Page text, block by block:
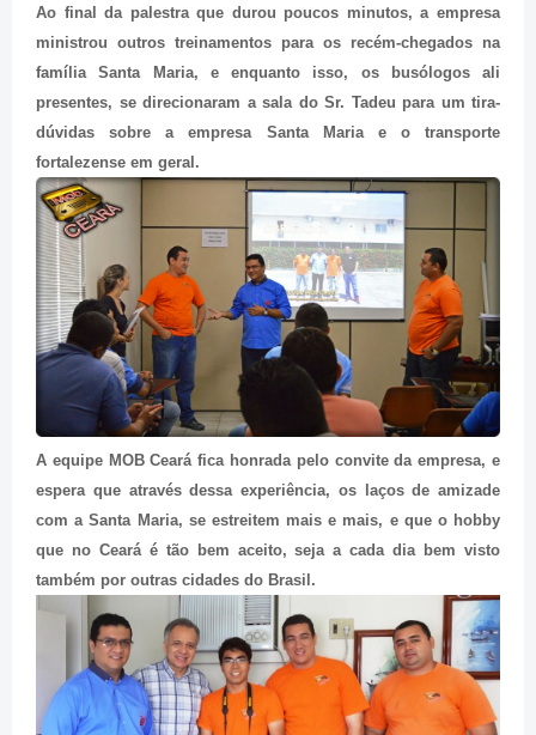
Ao final da palestra que durou poucos minutos, a empresa
ministrou outros treinamentos para os recém-chegados na
família Santa Maria, e enquanto isso, os busólogos ali
presentes, se direcionaram a sala do Sr. Tadeu para um tira-
dúvidas sobre a empresa Santa Maria e o transporte
fortalezense em geral.
A equipe MOB Ceará fica honrada pelo convite da empresa, e
espera que através dessa experiência, os laços de amizade
com a Santa Maria, se estreitem mais e mais, e que o hobby
que no Ceará é tão bem aceito, seja a cada dia bem visto
também por outras cidades do Brasil.